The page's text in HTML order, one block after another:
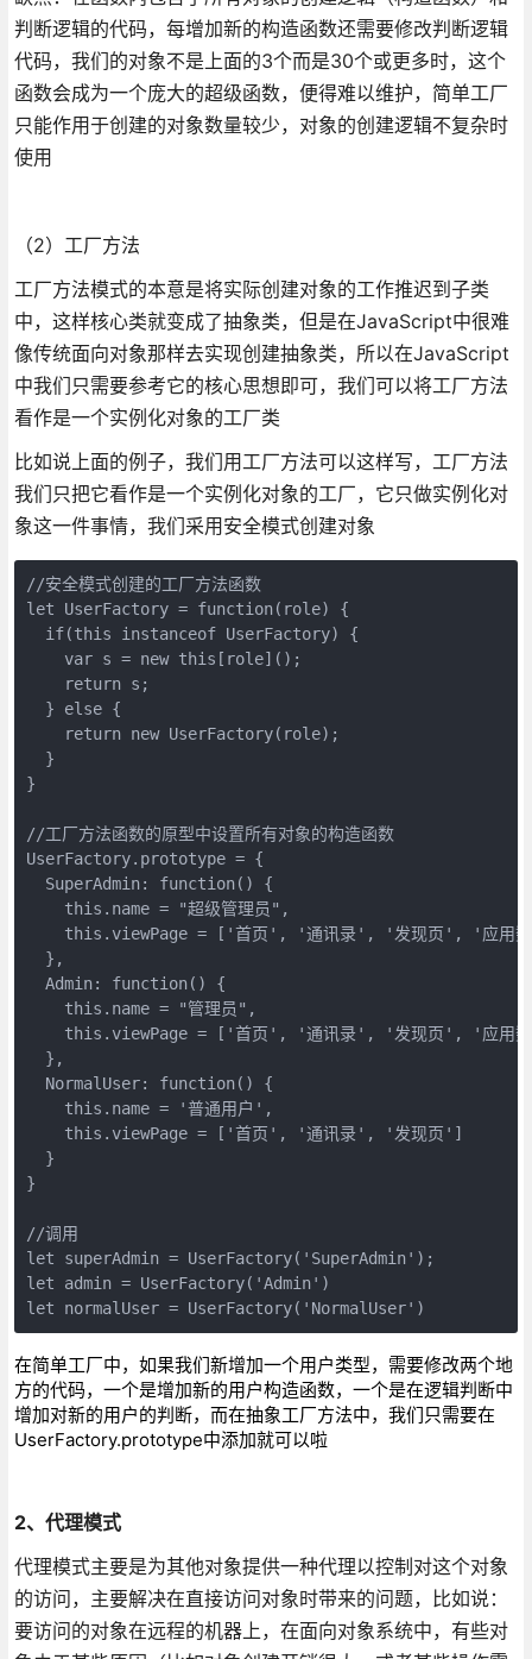
判断逻辑的代码，每增加新的构造函数还需要修改判断逻辑
代码，我们的对象不是上面的3个而是30个或更多时，这个
函数会成为一个庞大的超级函数，便得难以维护，简单工厂
只能作用于创建的对象数量较少，对象的创建逻辑不复杂时
使用
（2）工厂方法
工厂方法模式的本意是将实际创建对象的工作推迟到子类
中，这样核心类就变成了抽象类，但是在JavaScript中很难
像传统面向对象那样去实现创建抽象类，所以在JavaScript
中我们只需要参考它的核心思想即可，我们可以将工厂方法
看作是一个实例化对象的工厂类
比如说上面的例子，我们用工厂方法可以这样写，工厂方法
我们只把它看作是一个实例化对象的工厂，它只做实例化对
象这一件事情，我们采用安全模式创建对象
//安全模式创建的工厂方法函数
let UserFactory = function(role) {
  if(this instanceof UserFactory) {
    var s = new this[role]();
    return s;
  } else {
    return new UserFactory(role);
  }
}
//工厂方法函数的原型中设置所有对象的构造函数
UserFactory.prototype = {
  SuperAdmin: function() {
    this.name = "超级管理员",
this.viewPage = ['首页', '通讯录', '发现页', '应用
  },
  Admin: function() {
    this.name = "管理员",
this.viewPage = ['首页', '通讯录', '发现页', '应用
  },
  NormalUser: function() {
    this.name = '普通用户',
    this.viewPage = ['首页', '通讯录', '发现页']
  }
}
//调用
let superAdmin = UserFactory('SuperAdmin');
let admin = UserFactory('Admin')
let normalUser = UserFactory('NormalUser')
在简单工厂中，如果我们新增加一个用户类型，需要修改两个地
方的代码，一个是增加新的用户构造函数，一个是在逻辑判断中
增加对新的用户的判断，而在抽象工厂方法中，我们只需要在
UserFactory.prototype中添加就可以啦
2、代理模式
代理模式主要是为其他对象提供一种代理以控制对这个对象
的访问，主要解决在直接访问对象时带来的问题，比如说：
要访问的对象在远程的机器上，在面向对象系统中，有些对